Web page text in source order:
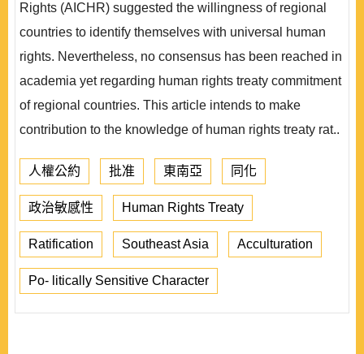
Rights (AICHR) suggested the willingness of regional
countries to identify themselves with universal human
rights. Nevertheless, no consensus has been reached in
academia yet regarding human rights treaty commitment
of regional countries. This article intends to make
contribution to the knowledge of human rights treaty rat..
人權公約 批准 東南亞 同化
政治敏感性 Human Rights Treaty
Ratification Southeast Asia Acculturation
Po- litically Sensitive Character